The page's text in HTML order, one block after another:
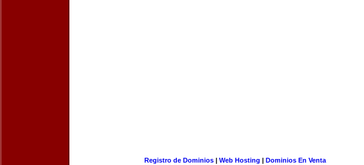
Registro de Dominios| Web Hosting | Dominios En Venta